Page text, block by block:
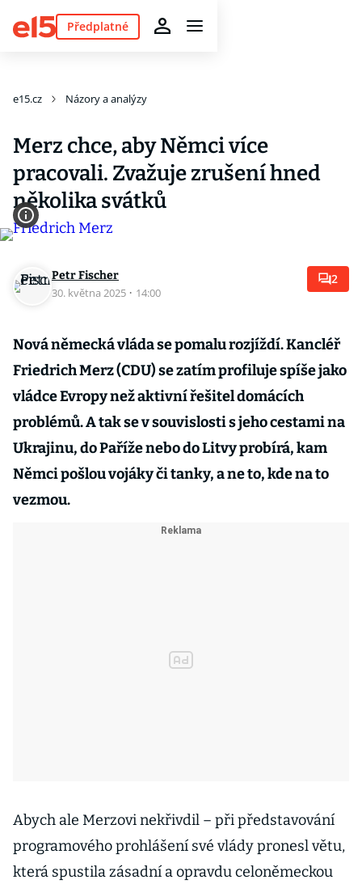
Předplatné
e15.cz Názory a analýzy
Merz chce, aby Němci více
pracovali. Zvažuje zrušení hned
několika svátků
Petr Fischer
30. května 2025 · 14:00
2
Nová německá vláda se pomalu rozjíždí. Kancléř
Friedrich Merz (CDU) se zatím profiluje spíše jako
vládce Evropy než aktivní řešitel domácích
problémů. A tak se v souvislosti s jeho cestami na
Ukrajinu, do Paříže nebo do Litvy probírá, kam
Němci pošlou vojáky či tanky, a ne to, kde na to
vezmou.
Abych ale Merzovi nekřivdil –⁠⁠⁠⁠⁠⁠ při představování
programového prohlášení své vlády pronesl větu,
která spustila zásadní a opravdu celoněmeckou